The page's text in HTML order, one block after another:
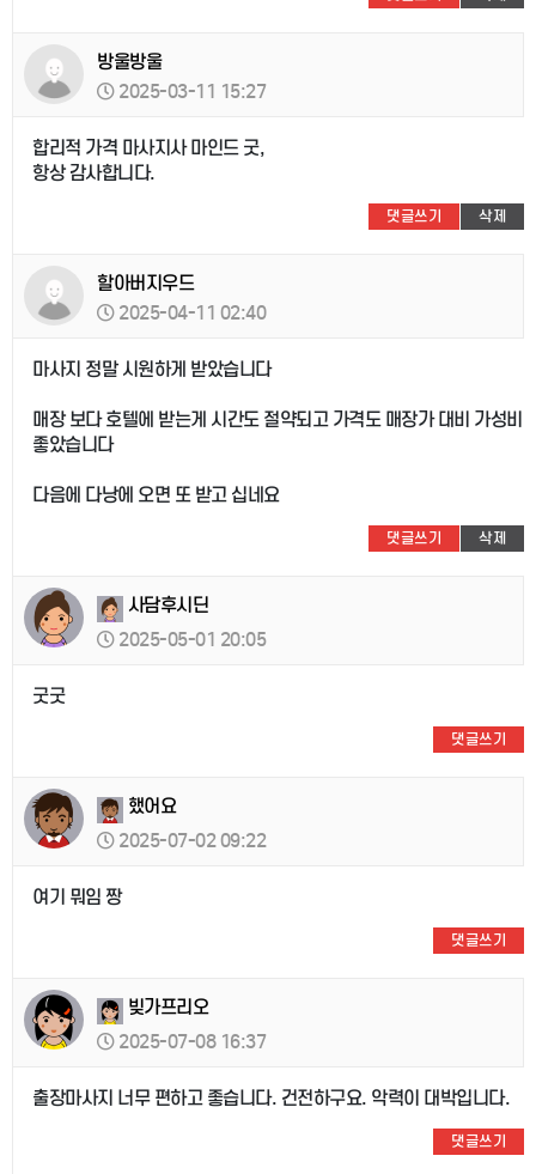
방울방울
2025-03-11 15:27
합리적 가격 마사지사 마인드 굿,
항상 감사합니다.
댓글쓰기 삭제
할아버지우드
2025-04-11 02:40
마사지 정말 시원하게 받았습니다
매장 보다 호텔에 받는게 시간도 절약되고 가격도 매장가 대비 가성비
좋았습니다
다음에 다낭에 오면 또 받고 십네요
댓글쓰기 삭제
사담후시딘
2025-05-01 20:05
굿굿
댓글쓰기
했어요
2025-07-02 09:22
여기 뭐임 짱
댓글쓰기
빚가프리오
2025-07-08 16:37
출장마사지 너무 편하고 좋습니다. 건전하구요. 악력이 대박입니다.
댓글쓰기